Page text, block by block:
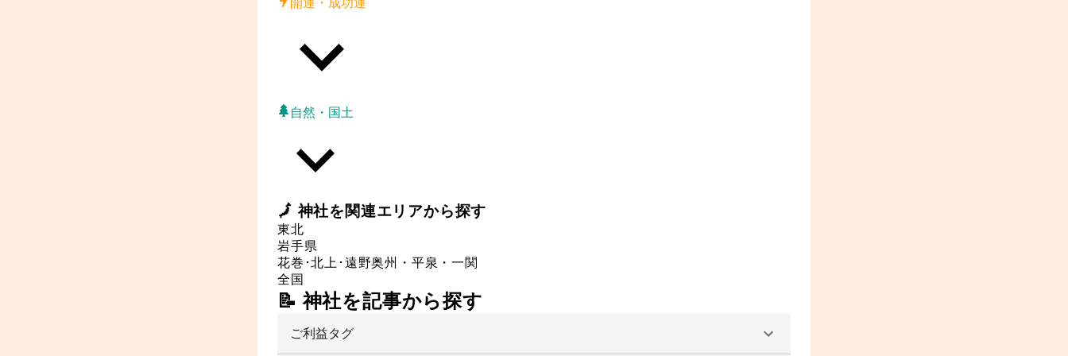
自然・国土
🗾神社を関連エリアから探す
東北
岩手県
花巻･北上･遠野奥州・平泉・一関
全国
📝 神社を記事から探す
ご利益タグ